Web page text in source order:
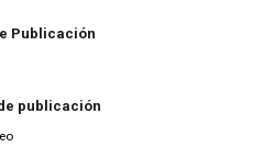
Publicación
publicación